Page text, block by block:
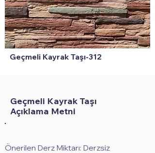
Geçmeli Kayrak Taşı-312
Geçmeli Kayrak Taşı
Açıklama Metni
Önerilen Derz Miktarı: Derzsiz